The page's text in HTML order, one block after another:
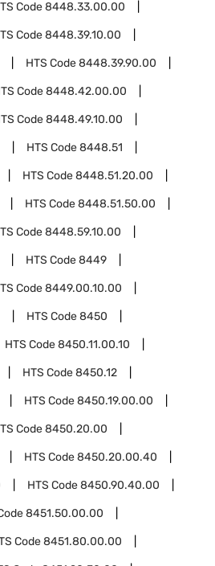
Code8448.33.00.00
Code8448.39.10.00
HTS Code8448.39.90.00
Code8448.42.00.00
Code8448.49.10.00
HTS Code8448.51
HTS Code8448.51.20.00
HTS Code8448.51.50.00
Code8448.59.10.00
HTS Code8449
Code8449.00.10.00
HTS Code8450
HTS Code8450.11.00.10
HTS Code8450.12
HTS Code8450.19.00.00
Code8450.20.00
HTS Code8450.20.00.40
HTS Code8450.90.40.00
8451.50.00.00
Code8451.80.00.00